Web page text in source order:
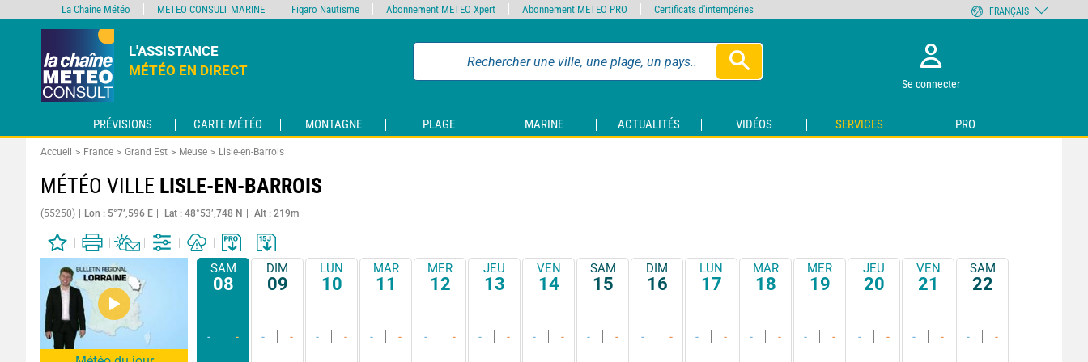
L'ASSISTANCE
MÉTÉO EN DIRECT
Se connecter
PRÉVISIONS CARTE MÉTÉO MONTAGNE PLAGE MARINE ACTUALITÉS VIDÉOS SERVICES PRO
Accueil France Grand Est Meuse Lisle-en-Barrois
MÉTÉO VILLE LISLE-EN-BARROIS
(55250) Lon : 5°7’,596 E Lat : 48°53’,748 N Alt : 219m
SAM
08
- -
DIM
09
- -
LUN
10
- -
MAR
11
- -
MER
12
- -
JEU
13
- -
VEN
14
- -
SAM
15
- -
DIM
16
- -
LUN
17
- -
MAR
18
- -
MER
19
- -
JEU
20
- -
VEN
21
- -
SAM
22
- -
La Chaîne Météo METEO CONSULT MARINE Figaro Nautisme Abonnement METEO Xpert Abonnement METEO PRO Certificats d'intempéries FRANÇAIS